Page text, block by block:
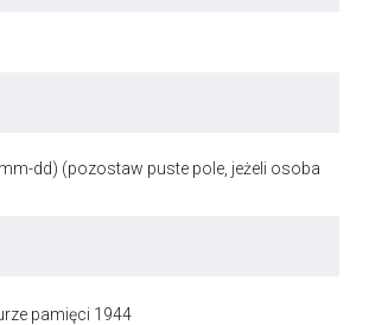
dd) (pozostaw puste pole, jeżeli osoba
pamięci 1944